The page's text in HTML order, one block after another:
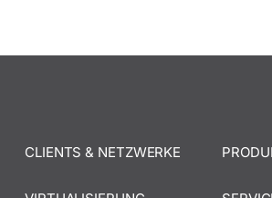
CLIENTS & NETZWERKE